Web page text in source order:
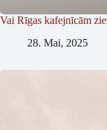
Vai Rīgas kafejnīcām
28. Mai, 2025